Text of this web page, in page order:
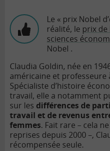
Le « prix Nobel
réalité, le prix de
sciences
Nobel .
Claudia Goldin, née en
américaine et professeure
Spécialiste d’histoire
travail, elle a notamment
sur les différences de
travail et de revenus
femmes. Fait rare – cela
reprises depuis 2000 –,
récompensée seule.